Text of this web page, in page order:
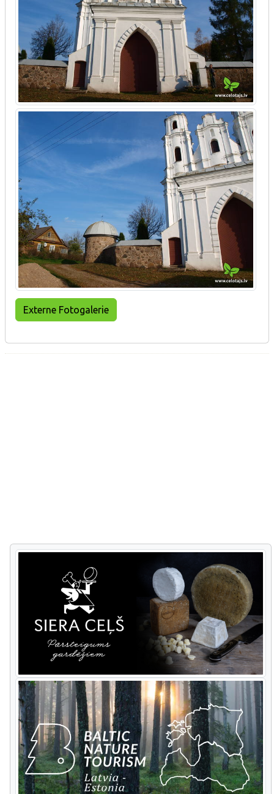
Externe Fotogalerie